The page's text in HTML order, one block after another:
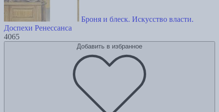
Броня и блеск. Искусство власти.
Доспехи Ренессанса
4065
Добавить в избранное